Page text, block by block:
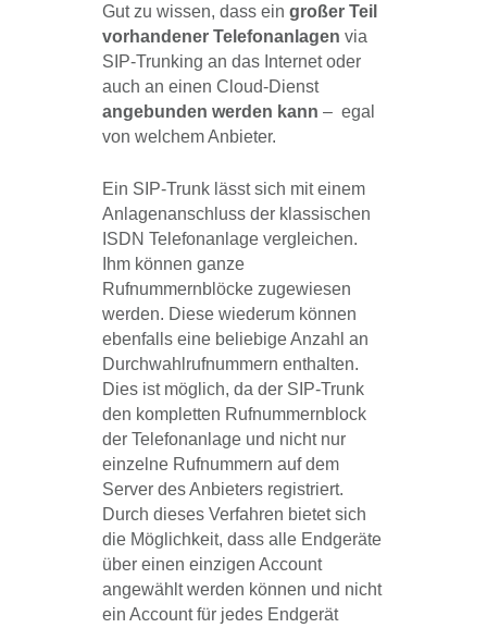
Gut zu wissen, dass ein großer Teil
vorhandener Telefonanlagen via
SIP-Trunking an das Internet oder
auch an einen Cloud-Dienst
angebunden werden kann – egal
von welchem Anbieter.
Ein SIP-Trunk lässt sich mit einem
Anlagenanschluss der klassischen
ISDN Telefonanlage vergleichen.
Ihm können ganze
Rufnummernblöcke zugewiesen
werden. Diese wiederum können
ebenfalls eine beliebige Anzahl an
Durchwahlrufnummern enthalten.
Dies ist möglich, da der SIP-Trunk
den kompletten Rufnummernblock
der Telefonanlage und nicht nur
einzelne Rufnummern auf dem
Server des Anbieters registriert.
Durch dieses Verfahren bietet sich
die Möglichkeit, dass alle Endgeräte
über einen einzigen Account
angewählt werden können und nicht
ein Account für jedes Endgerät